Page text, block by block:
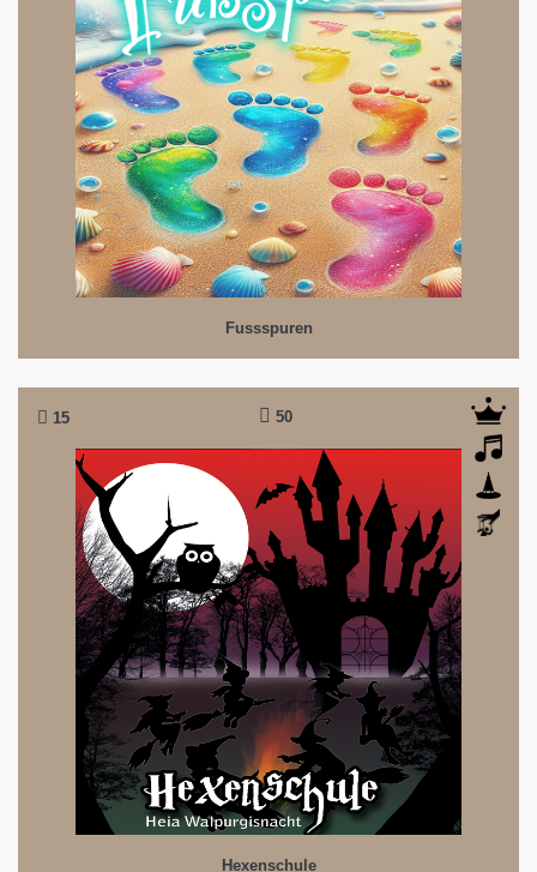
Fussspuren
Fussspuren
Fußspuren gibt es nicht nur im Sand...
15 50
Hexenschule
Hexenschule
Heia, Walpurgisnacht!